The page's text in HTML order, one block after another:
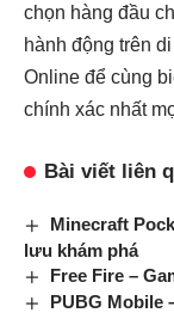
chọn hàng đầu
hành động trên
Online để cùng
chính xác nhất
Bài viết liên
Minecraft
lưu khám phá
Free Fire –
PUBG Mobile